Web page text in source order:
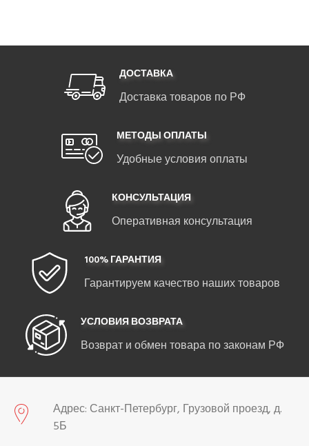
ДОСТАВКА
Доставка товаров по РФ
МЕТОДЫ ОПЛАТЫ
Удобные условия оплаты
КОНСУЛЬТАЦИЯ
Оперативная консультация
100% ГАРАНТИЯ
Гарантируем качество наших товаров
УСЛОВИЯ ВОЗВРАТА
Возврат и обмен товара по законам РФ
Адрес: Санкт-Петербург, Грузовой проезд, д.
5Б